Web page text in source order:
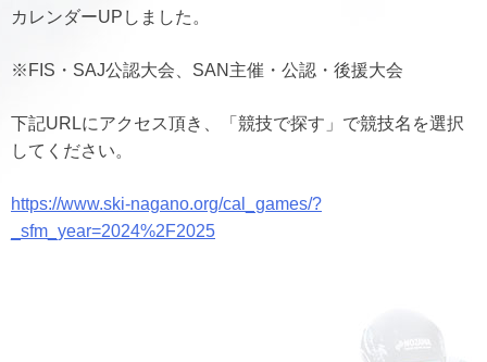
カレンダーUPしました。
※FIS・SAJ公認大会、SAN主催・公認・後援大会
下記URLにアクセス頂き、「競技で探す」で競技名を選択
してください。
https://www.ski-nagano.org/cal_games/?
_sfm_year=2024%2F2025